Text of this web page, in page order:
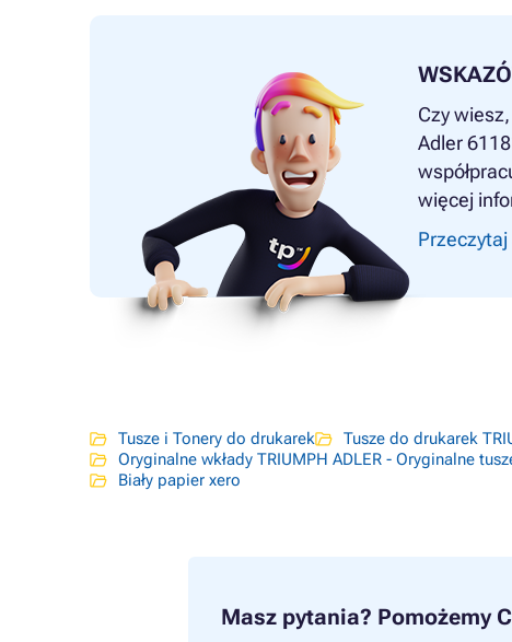
Czy
Adler
więcej
Przeczytaj
Tusze i Tonery do drukarek Tusze do drukarek
Oryginalne wkłady TRIUMPH ADLER - Oryginalne
Biały papier xero
Masz pytania? Pomożemy